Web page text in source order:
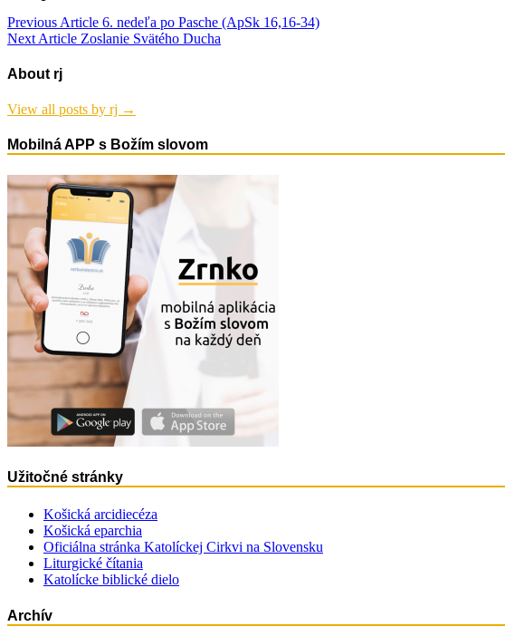
Navigácia
v
článku
Previous Article 6. nedeľa po Pasche (ApSk 16,16-34)
Next Article Zoslanie Svätého Ducha
About rj
View all posts by rj →
Mobilná APP s Božím slovom
Užitočné stránky
Košická arcidiecéza
Košická eparchia
Oficiálna stránka Katolíckej Cirkvi na Slovensku
Liturgické čítania
Katolícke biblické dielo
Archív